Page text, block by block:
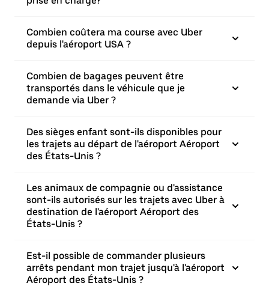
Combien coûtera ma course avec Uber
depuis l'aéroport USA ?
Combien de bagages peuvent être
transportés dans le véhicule que je
demande via Uber ?
Des sièges enfant sont-ils disponibles pour
les trajets au départ de l'aéroport Aéroport
des États-Unis ?
Les animaux de compagnie ou d'assistance
sont-ils autorisés sur les trajets avec Uber à
destination de l'aéroport Aéroport des
États-Unis ?
Est-il possible de commander plusieurs
arrêts pendant mon trajet jusqu'à l'aéroport
Aéroport des États-Unis ?